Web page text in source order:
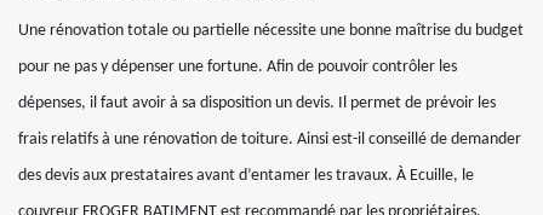
Une rénovation totale ou partielle nécessite une bonne maîtrise du budget
pour ne pas y dépenser une fortune. Afin de pouvoir contrôler les
dépenses, il faut avoir à sa disposition un devis. Il permet de prévoir les
frais relatifs à une rénovation de toiture. Ainsi est-il conseillé de demander
des devis aux prestataires avant d’entamer les travaux. À Ecuille, le